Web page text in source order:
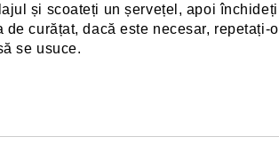
și scoateți un șervețel, apoi închideți
de curățat, dacă este necesar, repetați-
se usuce.